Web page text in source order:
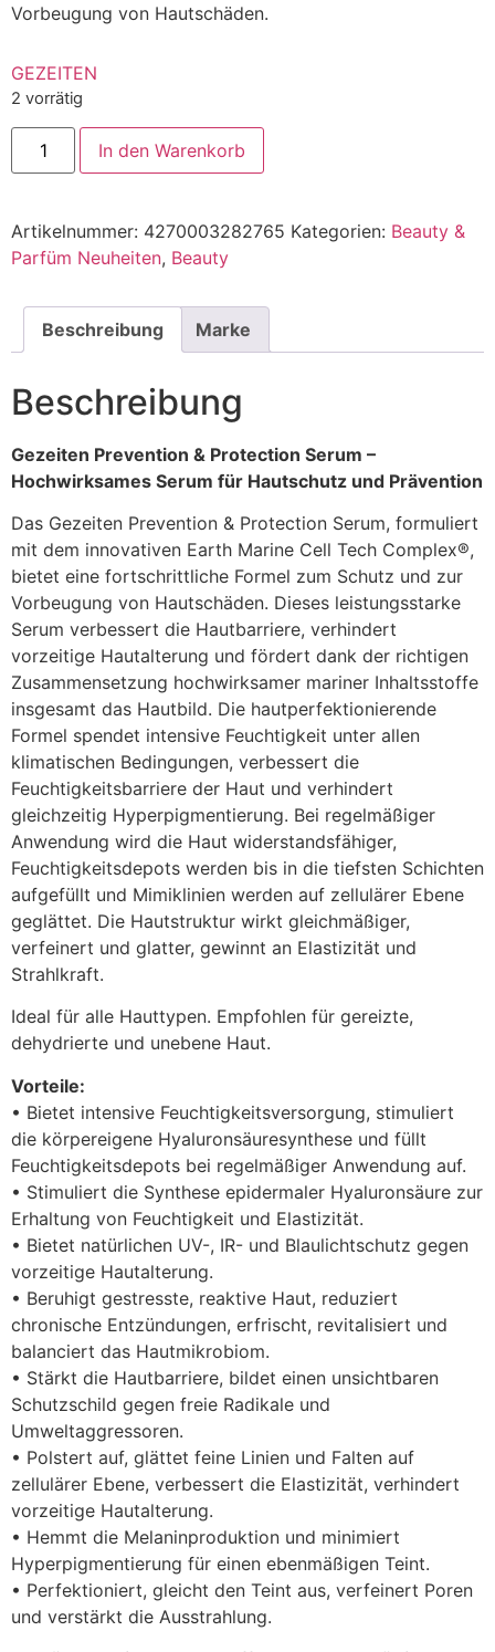
Vorbeugung von Hautschäden.
GEZEITEN
2 vorrätig
In den Warenkorb
Artikelnummer: 4270003282765 Kategorien: Beauty &
Parfüm Neuheiten, Beauty
Beschreibung Marke
Beschreibung
Gezeiten Prevention & Protection Serum –
Hochwirksames Serum für Hautschutz und Prävention
Das Gezeiten Prevention & Protection Serum, formuliert
mit dem innovativen Earth Marine Cell Tech Complex®,
bietet eine fortschrittliche Formel zum Schutz und zur
Vorbeugung von Hautschäden. Dieses leistungsstarke
Serum verbessert die Hautbarriere, verhindert
vorzeitige Hautalterung und fördert dank der richtigen
Zusammensetzung hochwirksamer mariner Inhaltsstoffe
insgesamt das Hautbild. Die hautperfektionierende
Formel spendet intensive Feuchtigkeit unter allen
klimatischen Bedingungen, verbessert die
Feuchtigkeitsbarriere der Haut und verhindert
gleichzeitig Hyperpigmentierung. Bei regelmäßiger
Anwendung wird die Haut widerstandsfähiger,
Feuchtigkeitsdepots werden bis in die tiefsten Schichten
aufgefüllt und Mimiklinien werden auf zellulärer Ebene
geglättet. Die Hautstruktur wirkt gleichmäßiger,
verfeinert und glatter, gewinnt an Elastizität und
Strahlkraft.
Ideal für alle Hauttypen. Empfohlen für gereizte,
dehydrierte und unebene Haut.
Vorteile:
• Bietet intensive Feuchtigkeitsversorgung, stimuliert
die körpereigene Hyaluronsäuresynthese und füllt
Feuchtigkeitsdepots bei regelmäßiger Anwendung auf.
• Stimuliert die Synthese epidermaler Hyaluronsäure zur
Erhaltung von Feuchtigkeit und Elastizität.
• Bietet natürlichen UV-, IR- und Blaulichtschutz gegen
vorzeitige Hautalterung.
• Beruhigt gestresste, reaktive Haut, reduziert
chronische Entzündungen, erfrischt, revitalisiert und
balanciert das Hautmikrobiom.
• Stärkt die Hautbarriere, bildet einen unsichtbaren
Schutzschild gegen freie Radikale und
Umweltaggressoren.
• Polstert auf, glättet feine Linien und Falten auf
zellulärer Ebene, verbessert die Elastizität, verhindert
vorzeitige Hautalterung.
• Hemmt die Melaninproduktion und minimiert
Hyperpigmentierung für einen ebenmäßigen Teint.
• Perfektioniert, gleicht den Teint aus, verfeinert Poren
und verstärkt die Ausstrahlung.